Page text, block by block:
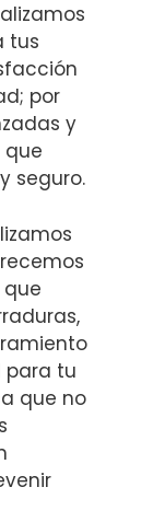
tus
por
y
que
seguro.
para tu
que no